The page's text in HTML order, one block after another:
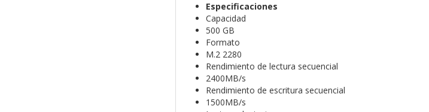
Especificaciones
Capacidad
500 GB
Formato
M.2 2280
Rendimiento de lectura secuencial
2400MB/s
Rendimiento de escritura secuencial
1500MB/s